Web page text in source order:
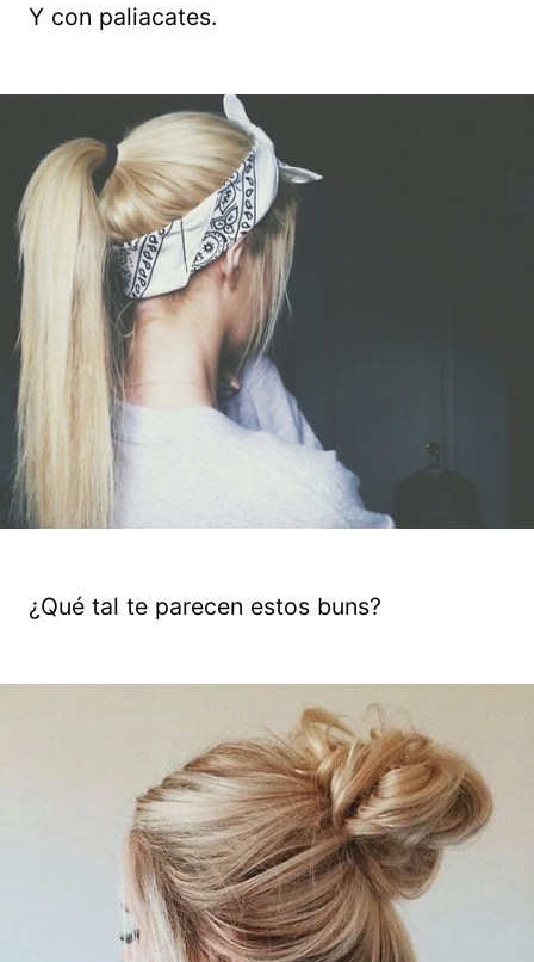
Y con paliacates.
¿Qué tal te parecen estos buns?